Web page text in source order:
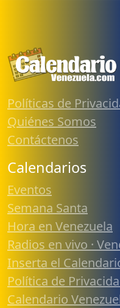
Políticas de
Quiénes Somos
Contáctenos
Calendarios
Eventos
Semana Santa
Hora en Venezuela
Radios en vivo ·
Inserta el
Política de
Calendario